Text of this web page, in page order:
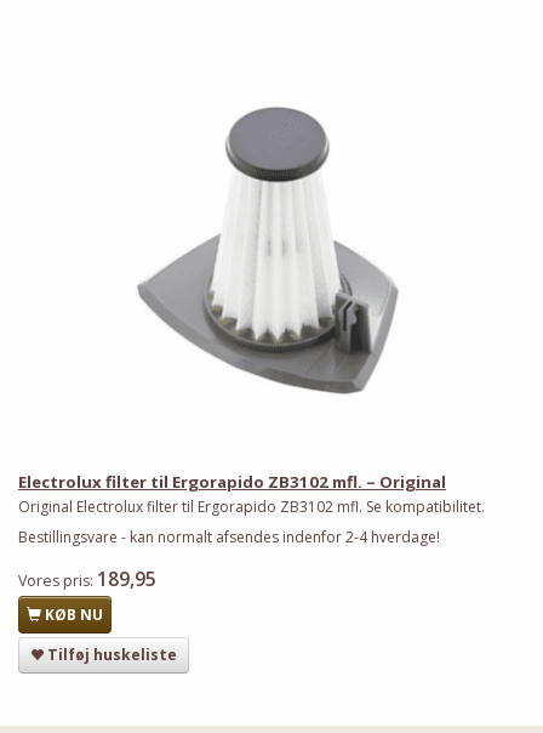
Electrolux filter til Ergorapido ZB3102 mfl. – Original
Original Electrolux filter til Ergorapido ZB3102 mfl. Se kompatibilitet.
Bestillingsvare - kan normalt afsendes indenfor 2-4 hverdage!
Vores pris: 189,95
KØB NU
Tilføj huskeliste